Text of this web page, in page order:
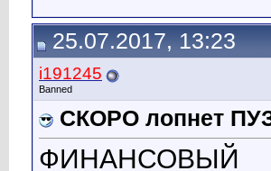
25.07.2017, 13:23
i191245
Banned
СКОРО лопнет
ФИНАНСОВЫЙ